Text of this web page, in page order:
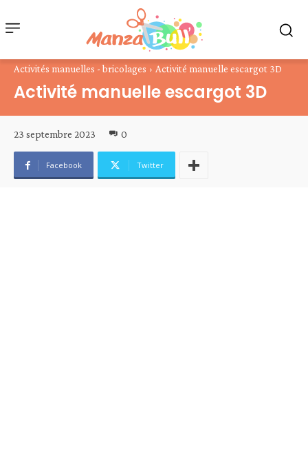
Activités manuelles - bricolages Activité manuelle escargot 3D
Activité manuelle escargot 3D
23 septembre 2023 0
Facebook Twitter